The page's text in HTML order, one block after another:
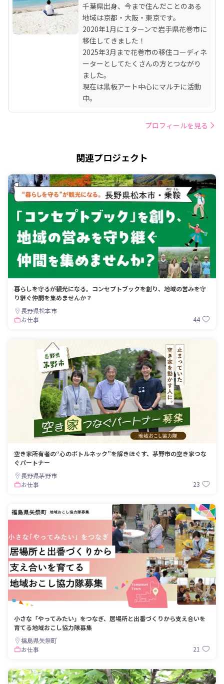
千葉県出身、今まで住んだことのある
地域は京都・大阪・東京です。
2020年1月にＩターンで岩手県花巻市に
移住してきました！
2025年3月まで花巻市の移住コーディネ
ーターとしてたくさんの方とつながり
ました。
現在は黒板アート中心にマルチに活動
中。
プロフィールを見る
関連プロジェクト
暮らしを守るが観光になる。コンセプトブックを創り、地域の営みを守
り継ぐ仲間を集めませんか？
長野県松本市
お仕事
44
空き家所有者の“心のボトルネック”を解きほぐす、茅野市の空き家つな
ぐパートナー
長野県茅野市
お仕事
23
小さな「やってみたい」をつなぎ、居場所と出番づくりから支え合いを
育てる地域おこし協力隊募集
福島県矢祭町
お仕事
21